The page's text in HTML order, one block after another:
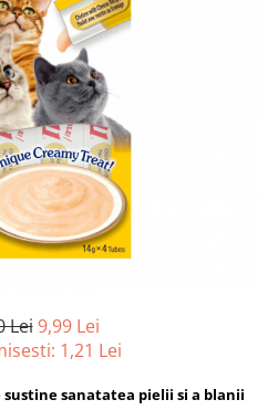
Lei 9,99 Lei
1,21 Lei
sustine sanatatea pielii si a blanii